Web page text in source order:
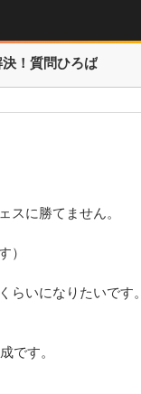
！ 質問ひろば
スに勝てません。
）
らいになりたいです。
です。